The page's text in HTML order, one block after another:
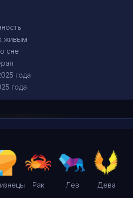
живым
сне
года
года
Рак Лев Дева